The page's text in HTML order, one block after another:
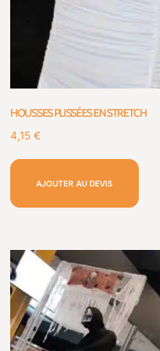
HOUSSES PLISSÉES EN STRETCH
4,15 €
AJOUTER AU DEVIS